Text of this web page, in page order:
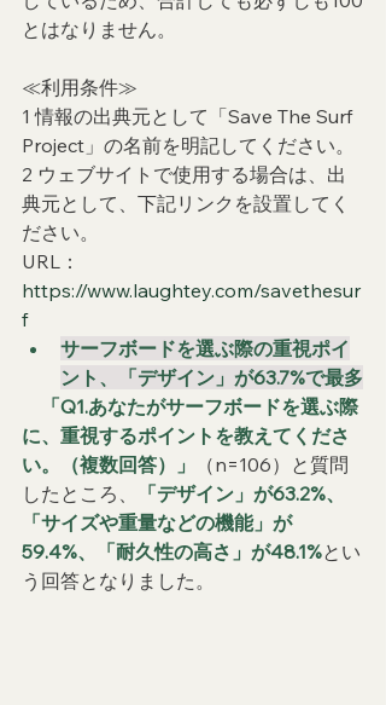
とはなりません。
≪利用条件≫
1 情報の出典元として「Save The Surf
Project」の名前を明記してください。
2 ウェブサイトで使用する場合は、出
典元として、下記リンクを設置してく
ださい。
URL：
https://www.laughtey.com/savethesur
f
サーフボードを選ぶ際の重視ポイ
ント、「デザイン」が63.7%で最多
「Q1.あなたがサーフボードを選ぶ際
に、重視するポイントを教えてくださ
い。（複数回答）」
（n=106）と質問
したところ、
「デザイン」が63.2%、
「サイズや重量などの機能」が
59.4%、「耐久性の高さ」が48.1%とい
う回答となりました。